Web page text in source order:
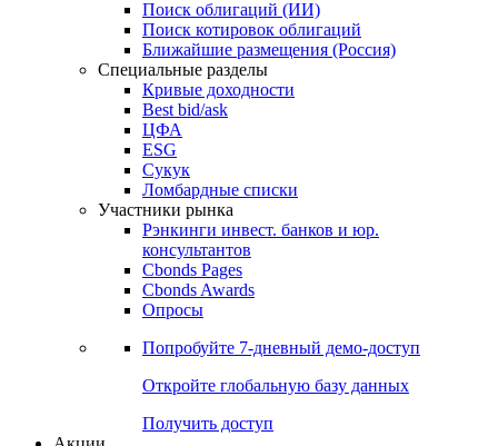
Поиск облигаций (ИИ)
Поиск котировок облигаций
Ближайшие размещения (Россия)
Специальные разделы
Кривые доходности
Best bid/ask
ЦФА
ESG
Сукук
Ломбардные списки
Участники рынка
Рэнкинги инвест. банков и юр.
консультантов
Cbonds Pages
Cbonds Awards
Опросы
Попробуйте 7-дневный демо-доступ
Откройте глобальную базу данных
Получить доступ